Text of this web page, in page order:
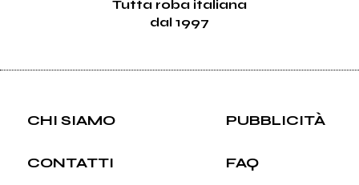
Tutta roba italiana
dal 1997
CHI SIAMO PUBBLICITÀ
CONTATTI FAQ